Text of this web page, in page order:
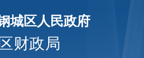
城区人民政府
区财政局